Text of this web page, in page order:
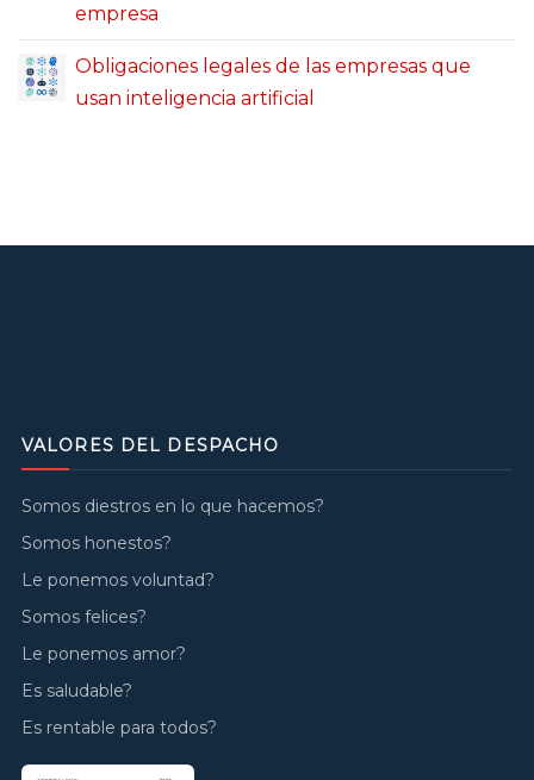
empresa
Obligaciones legales de las empresas que
usan inteligencia artificial
VALORES DEL DESPACHO
Somos diestros en lo que hacemos?
Somos honestos?
Le ponemos voluntad?
Somos felices?
Le ponemos amor?
Es saludable?
Es rentable para todos?